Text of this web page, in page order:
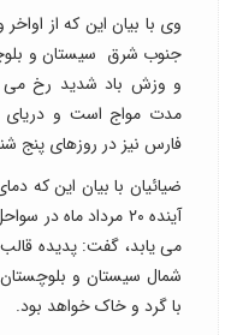
جنوب شرق سیستان و
و وزش باد شدید رخ می
مدت مواج است و دریای
فارس نیز در روزهای پنج
ضیائیان با بیان این که
می یابد، گفت: پدیده
با گرد و خاک خواهد بود.